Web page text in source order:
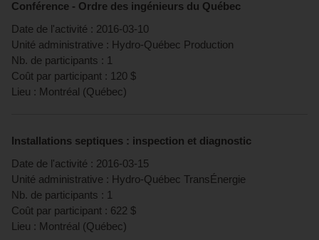
Conférence - Ordre des ingénieurs du Québec
Date de l'activité : 2016-03-10
Unité administrative : Hydro-Québec Production
Nb. de participants : 1
Coût par participant : 120 $
Lieu : Montréal (Québec)
Installations septiques : inspection et diagnostic
Date de l'activité : 2016-03-15
Unité administrative : Hydro-Québec TransÉnergie
Nb. de participants : 1
Coût par participant : 622 $
Lieu : Montréal (Québec)